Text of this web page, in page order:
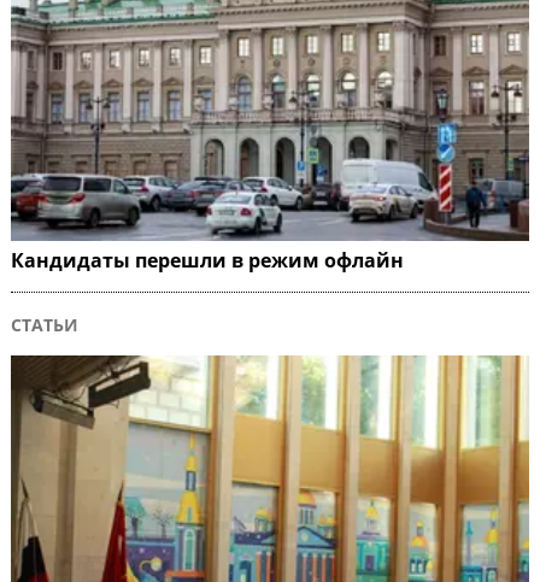
Кандидаты перешли в режим офлайн
СТАТЬИ